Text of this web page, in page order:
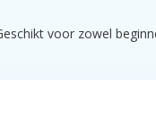
voor zowel